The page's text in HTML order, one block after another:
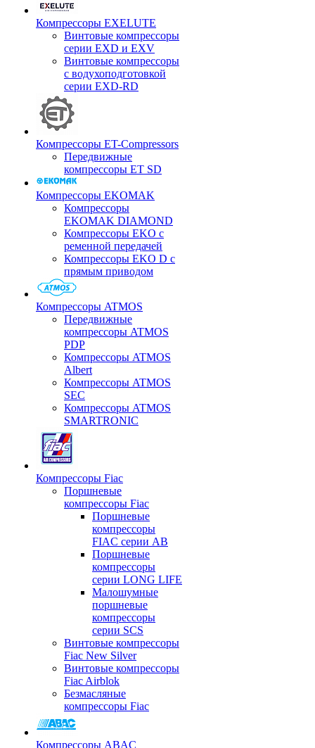
Компрессоры EXELUTE
Винтовые компрессоры
серии EXD и EXV
Винтовые компрессоры
с водухоподготовкой
серии EXD-RD
Компрессоры ET-Compressors
Передвижные
компрессоры ET SD
Компрессоры EKOMAK
Компрессоры
EKOMAK DIAMOND
Компрессоры EKO c
ременной передачей
Компрессоры EKO D с
прямым приводом
Компрессоры ATMOS
Передвижные
компрессоры ATMOS
PDP
Компрессоры ATMOS
Albert
Компрессоры ATMOS
SEC
Компрессоры ATMOS
SMARTRONIC
Компрессоры Fiac
Поршневые
компрессоры Fiac
Поршневые
компрессоры
FIAC серии AB
Поршневые
компрессоры
серии LONG LIFE
Малошумные
поршневые
компрессоры
серии SCS
Винтовые компрессоры
Fiac New Silver
Винтовые компрессоры
Fiac Airblok
Безмасляные
компрессоры Fiac
Компрессоры ABAC